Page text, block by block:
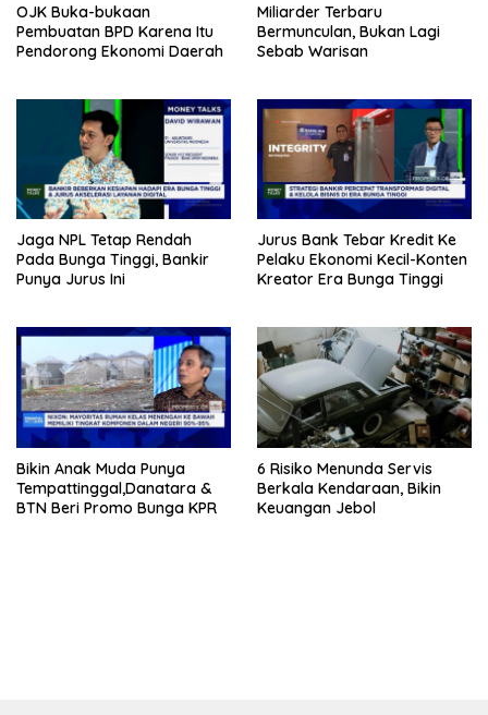
OJK Buka-bukaan
Pembuatan BPD Karena Itu
Pendorong Ekonomi Daerah
Miliarder Terbaru
Bermunculan, Bukan Lagi
Sebab Warisan
Jaga NPL Tetap Rendah
Pada Bunga Tinggi, Bankir
Punya Jurus Ini
Jurus Bank Tebar Kredit Ke
Pelaku Ekonomi Kecil-Konten
Kreator Era Bunga Tinggi
Bikin Anak Muda Punya
Tempattinggal,Danatara &
BTN Beri Promo Bunga KPR
6 Risiko Menunda Servis
Berkala Kendaraan, Bikin
Keuangan Jebol